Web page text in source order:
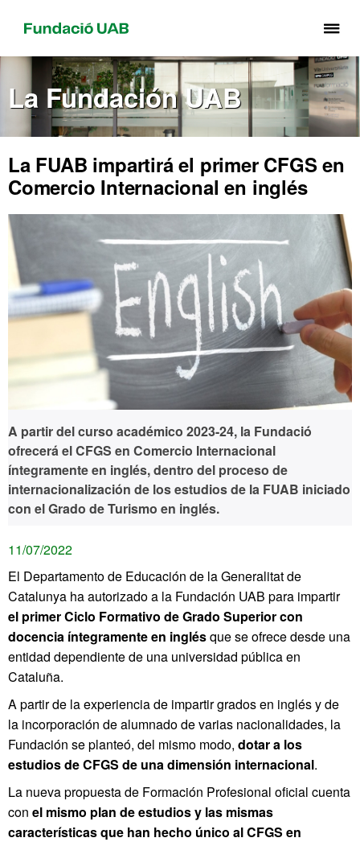
el
de
La Fundación UAB
La FUAB impartirá el primer CFGS en
Comercio Internacional en inglés
A partir del curso académico 2023-24, la Fundació
ofrecerá el CFGS en Comercio Internacional
íntegramente en inglés, dentro del proceso de
internacionalización de los estudios de la FUAB iniciado
con el Grado de Turismo en inglés.
11/07/2022
El Departamento de Educación de la Generalitat de
Catalunya ha autorizado a la Fundación UAB para impartir
el primer Ciclo Formativo de Grado Superior con
docencia íntegramente en inglésque se ofrece desde una
entidad dependiente de una universidad pública en
Cataluña.
A partir de la experiencia de impartir grados en inglés y de
la incorporación de alumnado de varias nacionalidades, la
Fundación se planteó, del mismo modo, dotar a los
estudios de CFGS de una dimensión internacional.
La nueva propuesta de Formación Profesional oficial cuenta
con el mismo plan de estudios y las mismas
características que han hecho único al CFGS en